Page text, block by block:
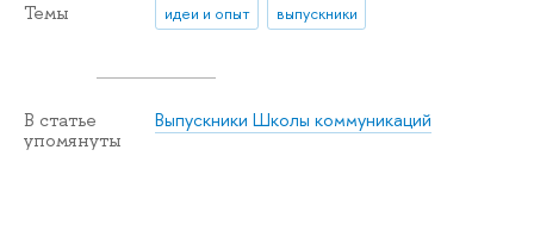
Темы идеи и опыт выпускники
В статье
упомянуты
Выпускники Школы коммуникаций